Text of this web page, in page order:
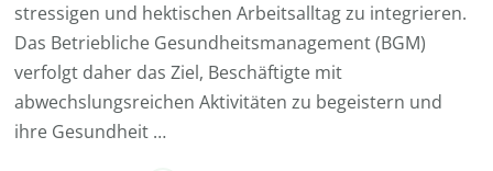
stressigen und hektischen Arbeitsalltag zu integrieren.
Das Betriebliche Gesundheitsmanagement (BGM)
verfolgt daher das Ziel, Beschäftigte mit
abwechslungsreichen Aktivitäten zu begeistern und
ihre Gesundheit …